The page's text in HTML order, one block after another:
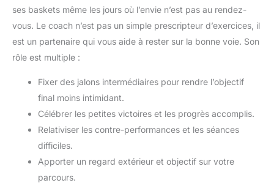
ses baskets même les jours où l’envie n’est pas au rendez-
vous. Le coach n’est pas un simple prescripteur d’exercices, il
est un partenaire qui vous aide à rester sur la bonne voie. Son
rôle est multiple :
Fixer des jalons intermédiaires pour rendre l’objectif
final moins intimidant.
Célébrer les petites victoires et les progrès accomplis.
Relativiser les contre-performances et les séances
difficiles.
Apporter un regard extérieur et objectif sur votre
parcours.